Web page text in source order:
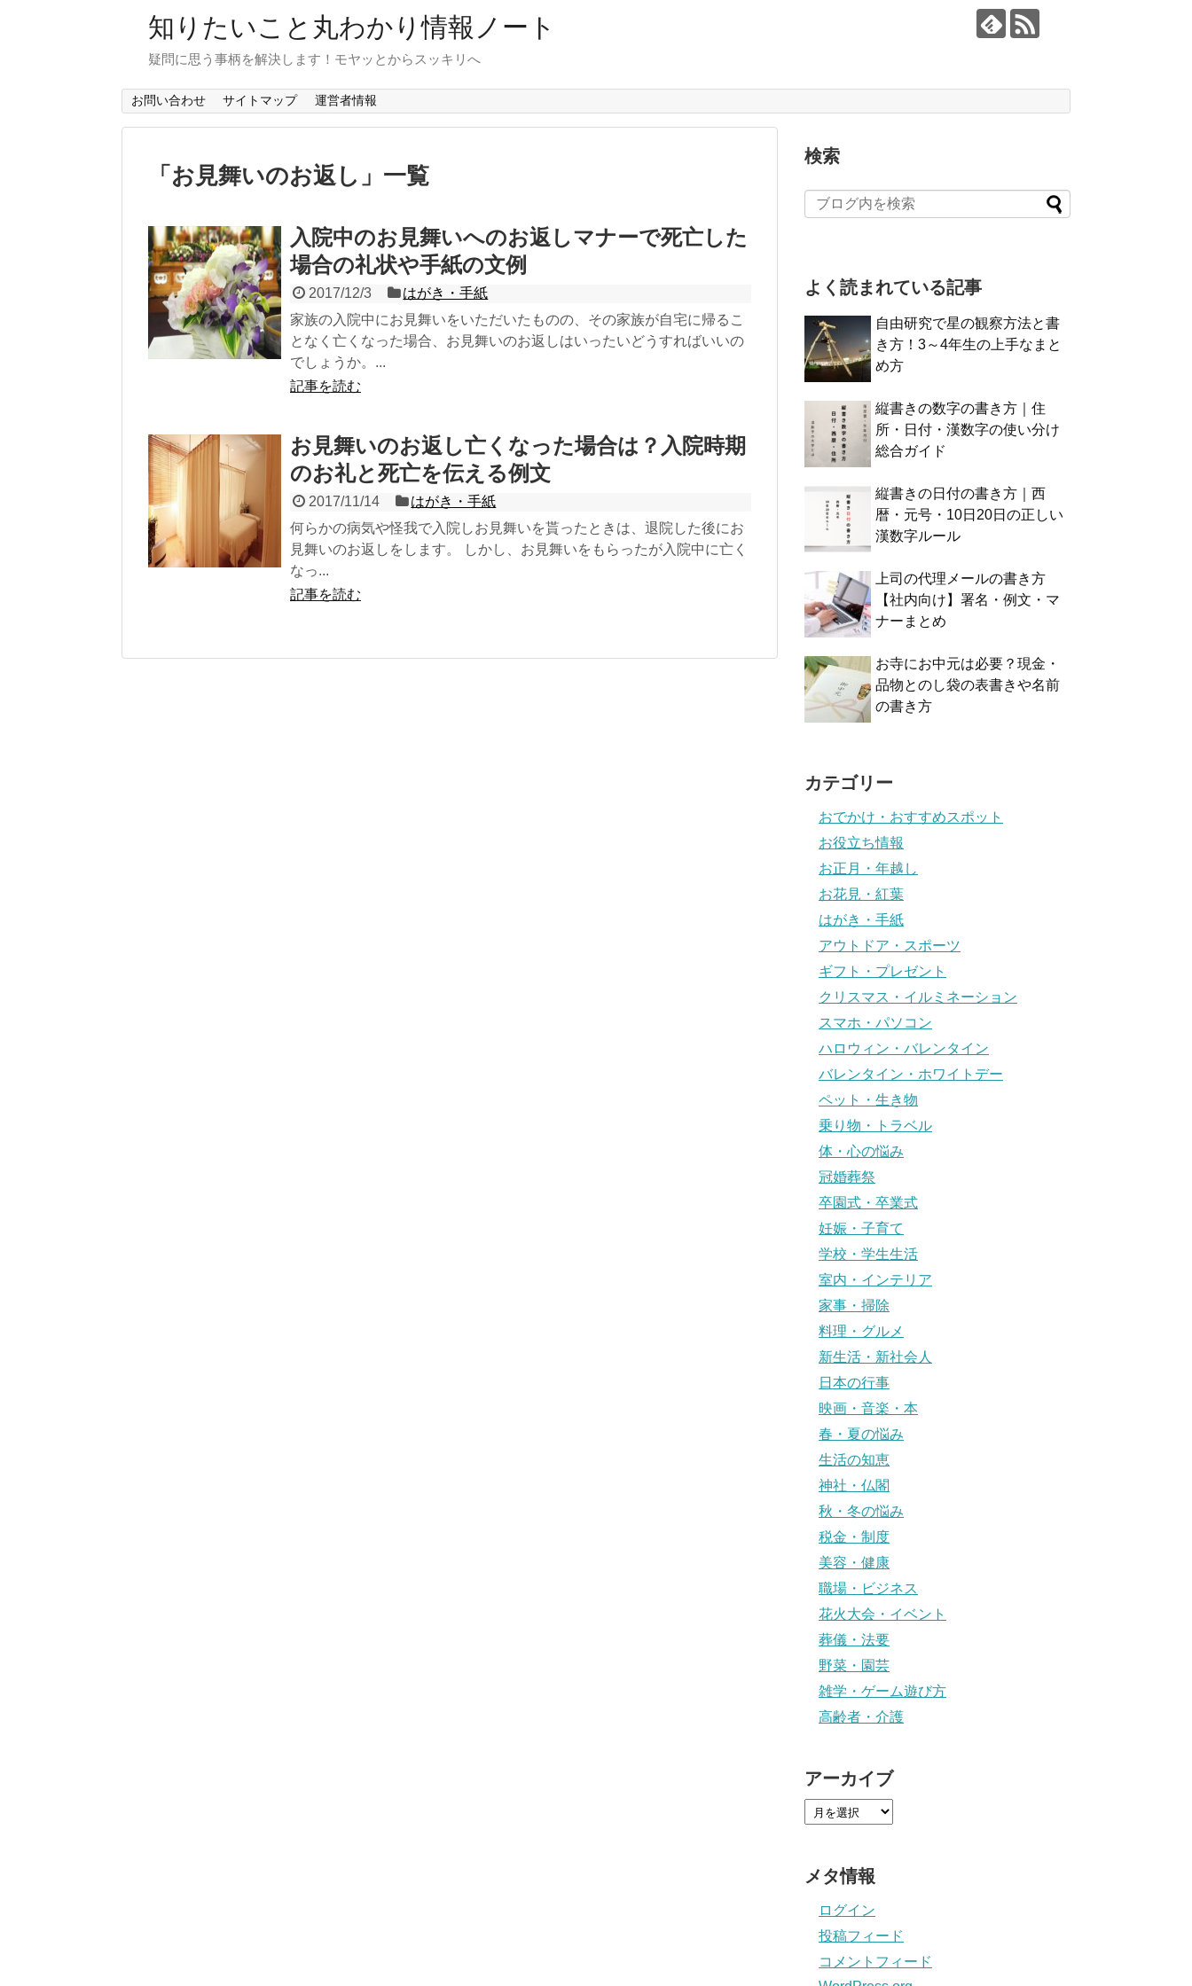
知りたいこと丸わかり情報ノート
疑問に思う事柄を解決します！モヤッとからスッキリへ
お問い合わせ サイトマップ 運営者情報
「 お見舞いのお返し 」 一覧
入院中のお見舞いへのお返しマナーで死亡した
場合の礼状や手紙の文例
2017/12/3
はがき・手紙
家族の入院中にお見舞いをいただいたものの、その家族が自宅に帰るこ
となく亡くなった場合、お見舞いのお返しはいったいどうすればいいの
でしょうか。...
記事を読む
お見舞いのお返し亡くなった場合は？入院時期
のお礼と死亡を伝える例文
2017/11/14
はがき・手紙
何らかの病気や怪我で入院しお見舞いを貰ったときは、退院した後にお
見舞いのお返しをします。 しかし、お見舞いをもらったが入院中に亡く
なっ...
記事を読む
検索
よく読まれている記事
自由研究で星の観察方法と書
き方！3～4年生の上手なまと
め方
縦書きの数字の書き方｜住
所・日付・漢数字の使い分け
総合ガイド
縦書きの日付の書き方｜西
暦・元号・10日20日の正しい
漢数字ルール
上司の代理メールの書き方
【社内向け】署名・例文・マ
ナーまとめ
お寺にお中元は必要？現金・
品物とのし袋の表書きや名前
の書き方
カテゴリー
おでかけ・おすすめスポット
お役立ち情報
お正月・年越し
お花見・紅葉
はがき・手紙
アウトドア・スポーツ
ギフト・プレゼント
クリスマス・イルミネーション
スマホ・パソコン
ハロウィン・バレンタイン
バレンタイン・ホワイトデー
ペット・生き物
乗り物・トラベル
体・心の悩み
冠婚葬祭
卒園式・卒業式
妊娠・子育て
学校・学生生活
室内・インテリア
家事・掃除
料理・グルメ
新生活・新社会人
日本の行事
映画・音楽・本
春・夏の悩み
生活の知恵
神社・仏閣
秋・冬の悩み
税金・制度
美容・健康
職場・ビジネス
花火大会・イベント
葬儀・法要
野菜・園芸
雑学・ゲーム遊び方
高齢者・介護
アーカイブ
メタ情報
ログイン
投稿フィード
コメントフィード